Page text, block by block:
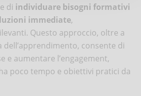
di individuare bisogni formativi
immediate,
Questo approccio, oltre a
dell’apprendimento, consente di
e aumentare l’engagement,
poco tempo e obiettivi pratici da